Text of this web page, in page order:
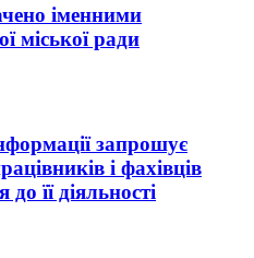
іменними
міської ради
запрошує
і фахівців
її діяльності